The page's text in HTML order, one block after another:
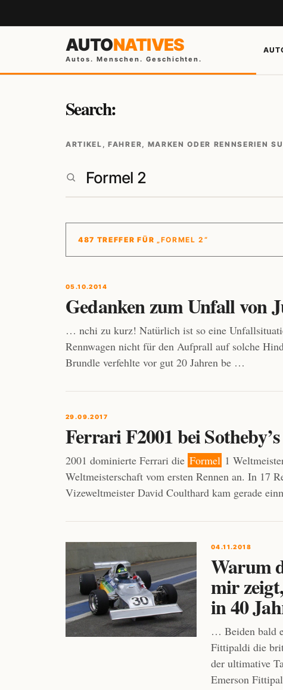
AUTONATIVES
Autos. Menschen. Geschichten.
Search:
ARTIKEL, FAHRER, MARKEN ODER RENNSERIEN
487 TREFFER FÜR „FORMEL 2“
05.10.2014
Gedanken zum Unfall von
… nchi zu kurz! Natürlich ist so eine
Rennwagen nicht für den Aufprall auf solche
Brundle verfehlte vor gut 20 Jahren be …
29.09.2017
Ferrari F2001 bei
2001 dominierte Ferrari die Formel 1
Weltmeisterschaft vom ersten Rennen an. In 17
Vizeweltmeister David Coulthard kam gerade
04.11.2018
Warum
mir
in 40
… Beiden bald
Fittipaldi die
der ultimative
Emerson